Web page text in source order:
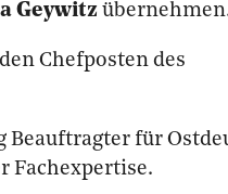
Geywitz
Chefposten des
Beauftragter für
Fachexpertise.